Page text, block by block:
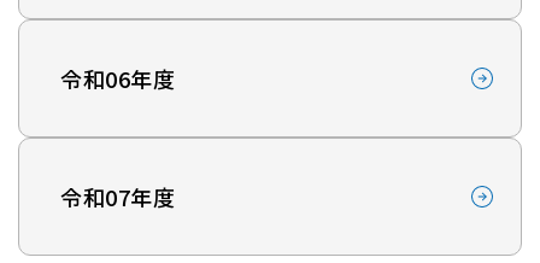
令和06年度
令和07年度